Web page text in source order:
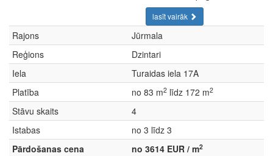
lasīt vairāk
Rajons
Jūrmala
Reģions
Dzintari
Iela
Turaidas iela 17A
Platība
no 83 m2 līdz 172 m2
Stāvu skaits
4
Istabas
no 3 līdz 3
Pārdošanas cena
no 3614 EUR / m2